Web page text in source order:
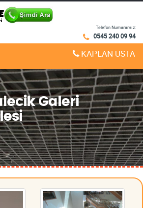
Telefon Numaramız:
0545 240 09 94
KAPLAN USTA
Galeri